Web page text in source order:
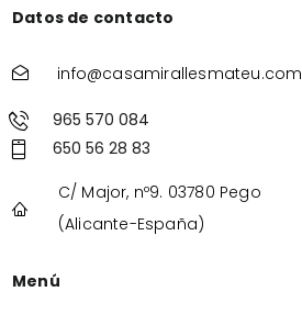
Datos de contacto
info@casamirallesmateu.com
965 570 084
650 56 28 83
C/ Major, nº9. 03780 Pego
(Alicante-España)
Menú